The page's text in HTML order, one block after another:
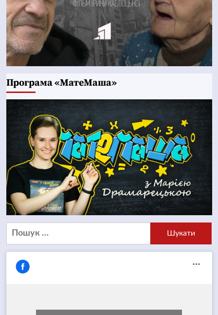
Програма «МатеМаша»
Пошук: